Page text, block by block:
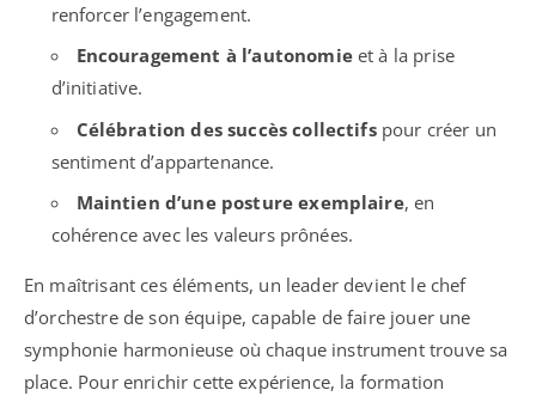
renforcer l’engagement.
Encouragement à l’autonomieet à la prise
d’initiative.
Célébration des succès collectifspour créer un
sentiment d’appartenance.
Maintien d’une posture exemplaire, en
cohérence avec les valeurs prônées.
En maîtrisant ces éléments, un leader devient le chef
d’orchestre de son équipe, capable de faire jouer une
symphonie harmonieuse où chaque instrument trouve sa
place. Pour enrichir cette expérience, la formation